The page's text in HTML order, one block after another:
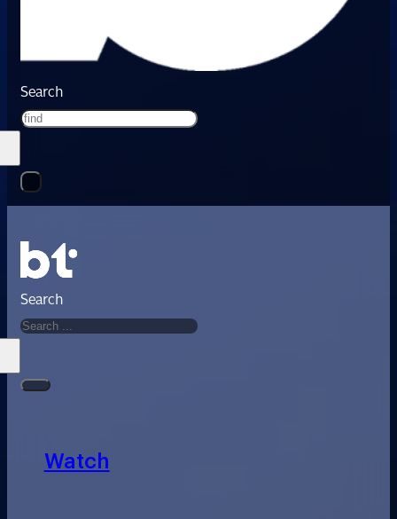
Search
Search
Watch